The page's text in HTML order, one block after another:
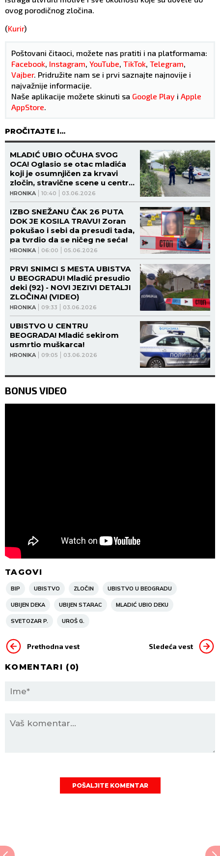
ovog porodičnog zločina.
(Kurir)
Poštovani čitaoci, možete nas pratiti i na platformama:
Facebook Instagram YouTube TikTok Telegram
Vajber. Pridružite nam se i prvi saznajte najnovije i
najvažnije informacije.
Naše aplikacije možete skinuti sa Google Play i Apple
AppStore
PROČITAJTE I...
HRONIKA 10:40 03.06.2026
MLADIĆ UBIO OČUHA SVOG
OCA! Oglasio se otac mladića
koji je osumnjičen za krvavi
zločin, stravične scene u centru
Beograda BUDE JEZU! (FOTO,
VIDEO)
HRONIKA 06:00 05.06.2026
IZBO SNEŽANU ČAK 26 PUTA
DOK JE KOSILA TRAVU! Zoran
pokušao i sebi da presudi tada,
pa tvrdio da se ničeg ne seća!
HRONIKA 09:33 03.06.2026
PRVI SNIMCI S MESTA UBISTVA
U BEOGRADU! Mladić presudio
deki (92) - NOVI JEZIVI DETALJI
ZLOČINA! (VIDEO)
HRONIKA 09:05 03.06.2026
UBISTVO U CENTRU
BEOGRADA! Mladić sekirom
usmrtio muškarca!
BONUS VIDEO
TAGOVI
BIP UBISTVO ZLOČIN UBISTVO U BEOGRADU
UBIJEN DEKA UBIJEN STARAC MLADIĆ UBIO DEKU
SVETOZAR P. UROŠ G.
Prethodna vest Sledeća vest
KOMENTARI (0)
POŠALJITE KOMENTAR